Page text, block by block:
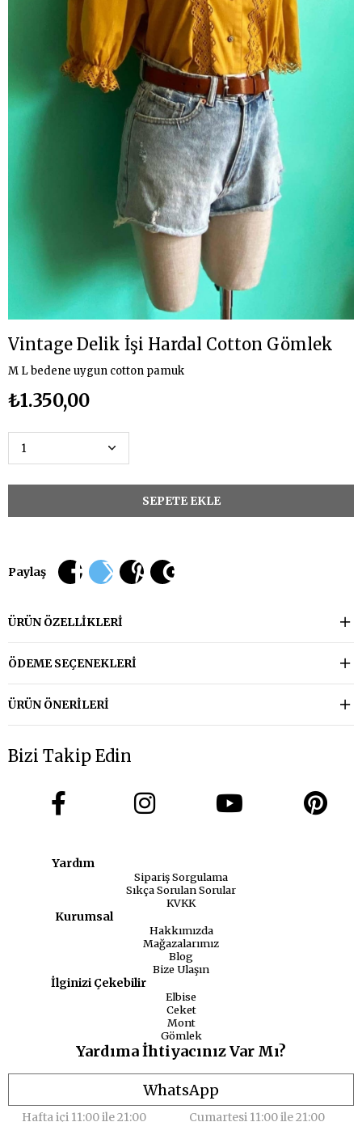
Vintage Delik İşi Hardal Cotton Gömlek
M L bedene uygun cotton pamuk
₺1.350,00
Paylaş
ÜRÜN ÖZELLIKLERI
ÖDEME SEÇENEKLERI
ÜRÜN ÖNERILERI
Bizi Takip Edin
Yardım
Sipariş Sorgulama
Sıkça Sorulan Sorular
KVKK
Kurumsal
Hakkımızda
Mağazalarımız
Blog
Bize Ulaşın
İlginizi Çekebilir
Elbise
Ceket
Mont
Gömlek
Yardıma İhtiyacınız Var Mı?
WhatsApp
Hafta içi 11:00 ile 21:00 Cumartesi 11:00 ile 21:00